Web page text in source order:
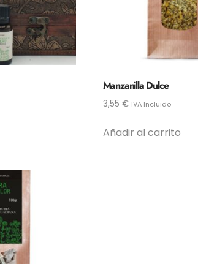
Manzanilla Dulce
3,55 € IVA Incluido
Añadir al carrito